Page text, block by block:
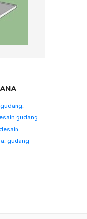
,
gudang
desain
, gudang